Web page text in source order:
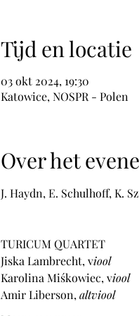
Tijd en locatie
03 okt 2024, 19:30
Katowice, NOSPR - Polen
Over het
J. Haydn, E. Schulhoff, K.
TURICUM QUARTET
Jiska Lambrecht, viool
Karolina Miśkowiec, viool
Amir Liberson, altviool